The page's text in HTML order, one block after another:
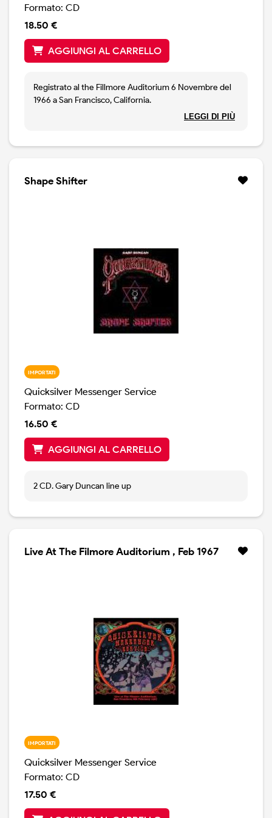
Formato: CD
18.50 €
AGGIUNGI AL CARRELLO
Registrato al the Fillmore Auditorium 6 Novembre del
1966 a San Francisco, California.
LEGGI DI PIÙ
Shape Shifter
IMPORTATI
Quicksilver Messenger Service
Formato: CD
16.50 €
AGGIUNGI AL CARRELLO
2 CD. Gary Duncan line up
Live At The Filmore Auditorium , Feb 1967
IMPORTATI
Quicksilver Messenger Service
Formato: CD
17.50 €